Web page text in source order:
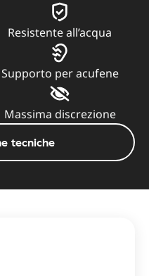
Resistente all’acqua
Supporto per acufene
Massima discrezione
tecniche